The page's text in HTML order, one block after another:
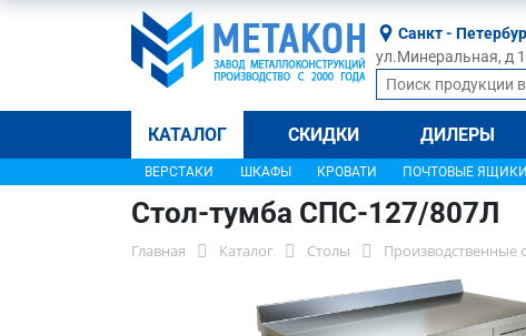
Санкт -
ул.Минеральная, д
КАТАЛОГ СКИДКИ ДИЛЕРЫ
ВЕРСТАКИ ШКАФЫ КРОВАТИ ПОЧТОВЫЕ ЯЩИКИ
Стол-тумба СПС-127/807Л
Главная Каталог Столы Производственные